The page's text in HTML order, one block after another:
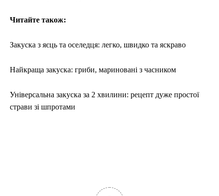
Читайте також:
Закуска з яєць та оселедця: легко, швидко та яскраво
Найкраща закуска: гриби, мариновані з часником
Універсальна закуска за 2 хвилини: рецепт дуже простої
страви зі шпротами